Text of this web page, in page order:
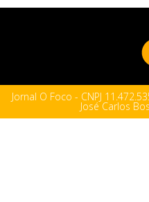
Jornal O Foco - CNPJ
José Carlos